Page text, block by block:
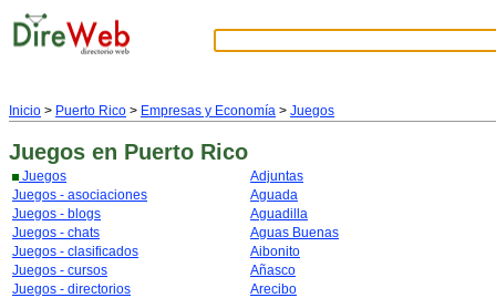
Inicio > Puerto Rico > Empresas y Economía > Juegos
Juegos en Puerto Rico
Juegos
Juegos - asociaciones
Juegos - blogs
Juegos - chats
Juegos - clasificados
Juegos - cursos
Juegos - directorios
Adjuntas
Aguada
Aguadilla
Aguas Buenas
Aibonito
Añasco
Arecibo